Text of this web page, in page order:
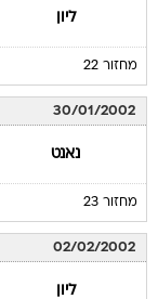
ליון
מחזור 22
30/01/2002
נאנט
מחזור 23
02/02/2002
ליון